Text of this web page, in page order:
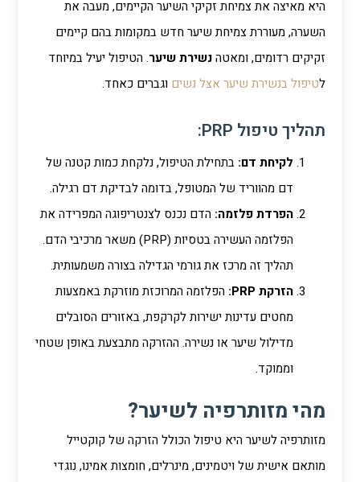
היא מאיצה את צמיחת זקיקי השיער הקיימים, מעבה את
השערה, מעוררת צמיחת שיער חדש במקומות בהם קיימים
זקיקים רדומים, ומאטהנשירת שיער. הטיפול יעיל במיוחד
לטיפול בנשירת שיער אצל נשים וגברים כאחד.
תהליך טיפול PRP:
לקיחת דם: בתחילת הטיפול, נלקחת כמות קטנה של
דם מהווריד של המטופל, בדומה לבדיקת דם רגילה.
הפרדת פלזמה: הדם נכנס לצנטריפוגה המפרידה את
הפלזמה העשירה בטסיות (PRP) משאר מרכיבי הדם.
תהליך זה מרכז את גורמי הגדילה בצורה משמעותית.
הזרקת PRP:
הפלזמה המרוכזת מוזרקת באמצעות
מחטים עדינות ישירות לקרקפת, באזורים הסובלים
מדילול שיער או נשירה. ההזרקה מתבצעת באופן שטחי
וממוקד.
מהי מזותרפיה לשיער?
מזותרפיה לשיער היא טיפול הכולל הזרקה של קוקטייל
מותאם אישית של ויטמינים, מינרלים, חומצות אמינו, נוגדי